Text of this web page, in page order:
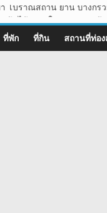
โบราณสถาน ย่าน บางกร
ต้นไม้รูปหัวใจ กลางทุ่งหญ้
รี แหล่งท่องเที่ยวเชิงธรร
ระอาทิตย์ขึ้น ชมวิวทะเลห
ที่พัก ที่กิน สถานที่ท่อง